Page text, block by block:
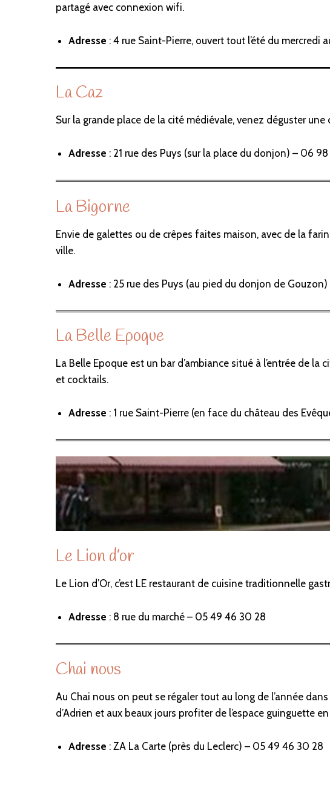
partagé avec connexion wifi.
Adresse : 4 rue Saint-Pierre, ouvert tout l’été du mercredi
La Caz
Sur la grande place de la cité médiévale, venez déguster
Adresse : 21 rue des Puys (sur la place du donjon) – 06 98
La Bigorne
Envie de galettes ou de crêpes faites maison, avec de la
ville.
Adresse : 25 rue des Puys (au pied du donjon de
La Belle Epoque
La Belle Epoque est un bar d’ambiance situé à l’entrée de
et cocktails.
Adresse : 1 rue Saint-Pierre (en face du château des
Le Lion d’or
Le Lion d’Or, c’est LE restaurant de cuisine traditionnelle
Adresse : 8 rue du marché – 05 49 46 30 28
Chai nous
Au Chai nous on peut se régaler tout au long de l’année
d’Adrien et aux beaux jours profiter de l’espace guinguette
Adresse : ZA La Carte (près du Leclerc) – 05 49 46 30 28